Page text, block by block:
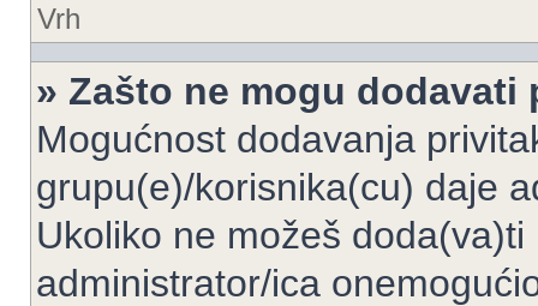
Vrh
» Zašto ne mogu dodavati
Mogućnost dodavanja
grupu(e)/korisnika(cu) daje
Ukoliko ne možeš
administrator/ica